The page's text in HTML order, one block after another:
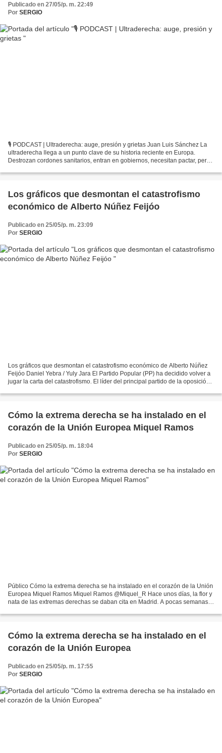
Publicado en 27/05/p. m. 22:49
Por SERGIO
🎙 PODCAST | Ultraderecha: auge, presión y grietas Juan Luis Sánchez La
ultraderecha llega a un punto clave de su historia reciente en Europa.
Destrozan cordones sanitarios, entran en gobiernos, necesitan pactar, pero
Los gráficos que desmontan el catastrofismo
económico de Alberto Núñez Feijóo
Publicado en 25/05/p. m. 23:09
Por SERGIO
Los gráficos que desmontan el catastrofismo económico de Alberto Núñez
Feijóo Daniel Yebra / Yuly Jara El Partido Popular (PP) ha decidido volver a
jugar la carta del catastrofismo. El líder del principal partido de la oposición,
Cómo la extrema derecha se ha instalado en el
corazón de la Unión Europea Miquel Ramos
Publicado en 25/05/p. m. 18:04
Por SERGIO
Público Cómo la extrema derecha se ha instalado en el corazón de la Unión
Europea Miquel Ramos Miquel Ramos @Miquel_R Hace unos días, la flor y
nata de las extremas derechas se daban cita en Madrid. A pocas semanas
Cómo la extrema derecha se ha instalado en el
corazón de la Unión Europea
Publicado en 25/05/p. m. 17:55
Por SERGIO